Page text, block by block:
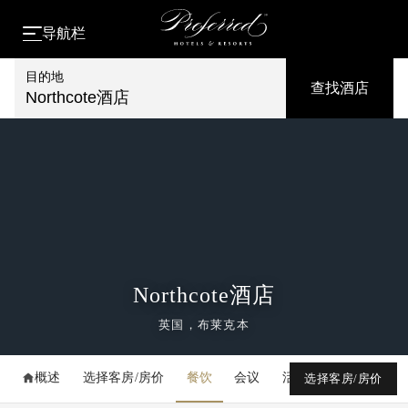
导航栏
目的地
Northcote酒店
查找酒店
Northcote酒店
英国，布莱克本
概述 选择客房/房价 餐饮 会议 活动 媒体库
选择客房/房价